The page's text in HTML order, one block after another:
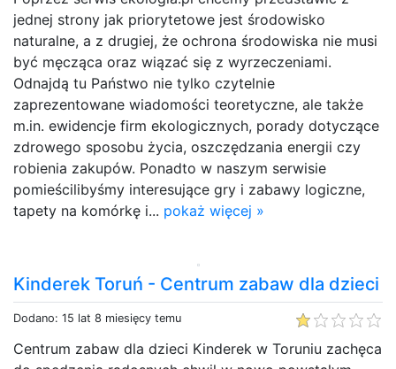
jednej strony jak priorytetowe jest środowisko
naturalne, a z drugiej, że ochrona środowiska nie musi
być męcząca oraz wiązać się z wyrzeczeniami.
Odnajdą tu Państwo nie tylko czytelnie
zaprezentowane wiadomości teoretyczne, ale także
m.in. ewidencje firm ekologicznych, porady dotyczące
zdrowego sposobu życia, oszczędzania energii czy
robienia zakupów. Ponadto w naszym serwisie
pomieścilibyśmy interesujące gry i zabawy logiczne,
tapety na komórkę i... pokaż więcej »
Kinderek Toruń - Centrum zabaw dla dzieci
Dodano: 15 lat 8 miesięcy temu
Centrum zabaw dla dzieci Kinderek w Toruniu zachęca